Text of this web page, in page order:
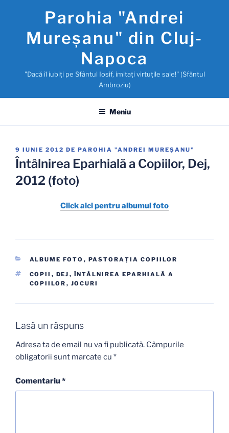
conținut
Parohia "Andrei
Mureşanu" din Cluj-
Napoca
"Dacă îl iubiţi pe Sfântul Iosif, imitaţi virtuţile sale!" (Sfântul
Ambroziu)
Meniu
PUBLICAT
PE
9 IUNIE 2012 DE PAROHIA "ANDREI MUREŞANU"
Întâlnirea Eparhială a Copiilor, Dej,
2012 (foto)
Click aici pentru albumul foto
CATEGORII
ALBUME FOTO , PASTORAŢIA COPIILOR
ETICHETE
COPII , DEJ , ÎNTÂLNIREA EPARHIALĂ A
COPIILOR , JOCURI
Lasă un răspuns
Adresa ta de email nu va fi publicată. Câmpurile
obligatorii sunt marcate cu *
Comentariu*